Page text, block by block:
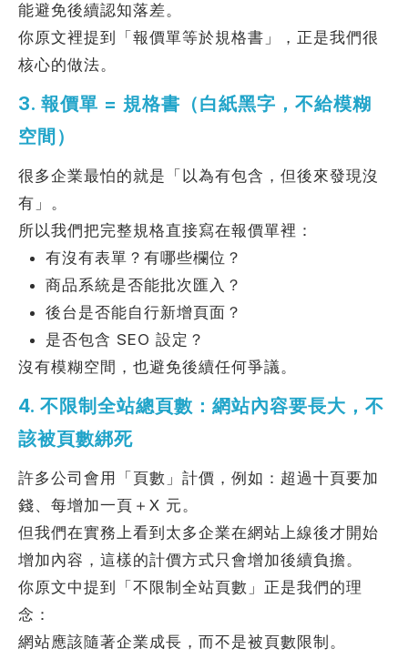
能避免後續認知落差。
你原文裡提到「報價單等於規格書」，正是我們很
核心的做法。
3. 報價單 = 規格書（白紙黑字，不給模糊
空間）
很多企業最怕的就是「以為有包含，但後來發現沒
有」。
所以我們把完整規格直接寫在報價單裡：
有沒有表單？有哪些欄位？
商品系統是否能批次匯入？
後台是否能自行新增頁面？
是否包含 SEO 設定？
沒有模糊空間，也避免後續任何爭議。
4. 不限制全站總頁數：網站內容要長大，不
該被頁數綁死
許多公司會用「頁數」計價，例如：超過十頁要加
錢、每增加一頁＋X 元。
但我們在實務上看到太多企業在網站上線後才開始
增加內容，這樣的計價方式只會增加後續負擔。
你原文中提到「不限制全站頁數」正是我們的理
念：
網站應該隨著企業成長，而不是被頁數限制。